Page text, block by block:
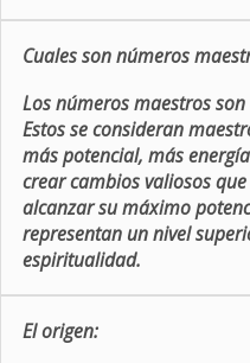
Cuales son números
Los números maestros
Estos se consideran
más potencial, más
crear cambios valiosos
alcanzar su máximo
representan un nivel
espiritualidad.
El origen: